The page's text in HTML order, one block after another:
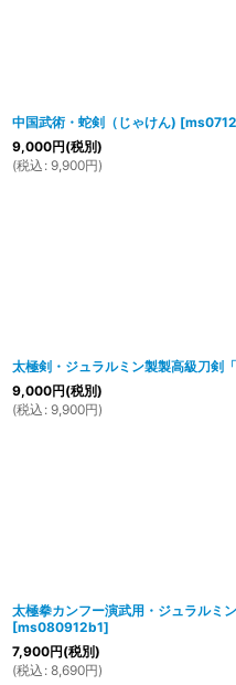
中国武術・蛇剣（じゃけん) [
9,000円(税別)
(税込 : 9,900円)
太極剣・ジュラルミン製製高級刀剣「
9,000円(税別)
(税込 : 9,900円)
太極拳カンフー演武用・ジュラルミ
[ms080912b1]
7,900円(税別)
(税込 : 8,690円)